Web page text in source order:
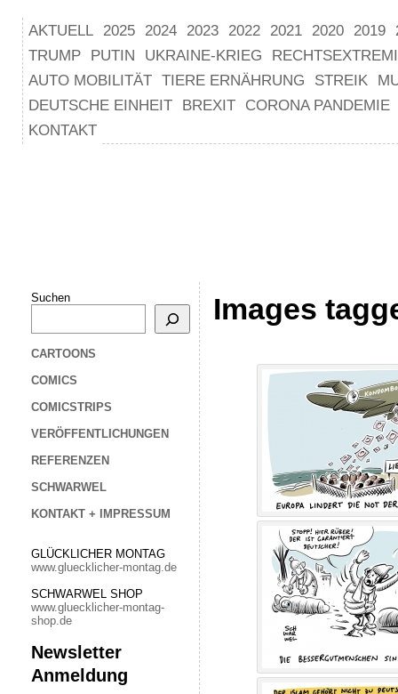
AKTUELL 2025 2024 2023 2022 2021 2020 2019
TRUMP
PUTIN UKRAINE-KRIEG
AUTO MOBILITÄT TIERE ERNÄHRUNG STREIK
DEUTSCHE EINHEIT
BREXIT
CORONA PANDEMIE
KONTAKT
Suchen
CARTOONS
COMICS
COMICSTRIPS
VERÖFFENTLICHUNGEN
REFERENZEN
SCHWARWEL
KONTAKT + IMPRESSUM
GLÜCKLICHER MONTAG
www.gluecklicher-montag.de
SCHWARWEL SHOP
www.gluecklicher-montag-
shop.de
Newsletter
Anmeldung
Images